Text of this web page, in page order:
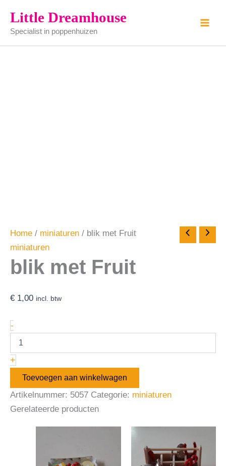
naar
inhoud
Little Dreamhouse
Specialist in poppenhuizen
Home / miniaturen / blik met Fruit
miniaturen
blik met Fruit
€ 1,00 incl. btw
-
met
Fruit
aantal
+
Toevoegen aan winkelwagen
Artikelnummer: 5057 Categorie: miniaturen
Gerelateerde producten